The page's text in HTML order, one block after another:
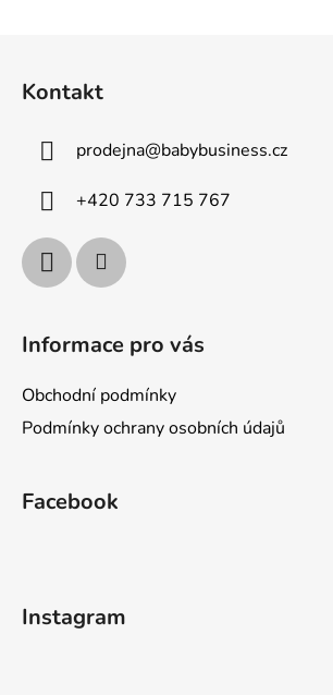
Kontakt
prodejna@babybusiness.cz
+420 733 715 767
Informace pro vás
Obchodní podmínky
Podmínky ochrany osobních údajů
Facebook
Instagram